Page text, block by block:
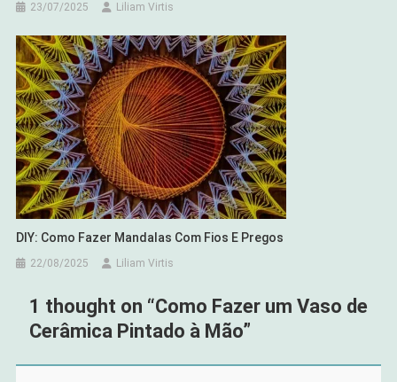
23/07/2025 Liliam Virtis
DIY: Como Fazer Mandalas Com Fios E Pregos
22/08/2025 Liliam Virtis
1 thought on “Como Fazer um Vaso de
Cerâmica Pintado à Mão”